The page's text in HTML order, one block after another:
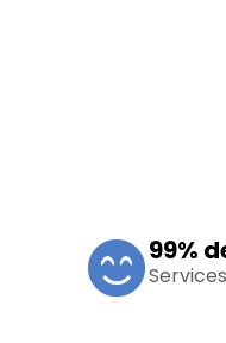
99%